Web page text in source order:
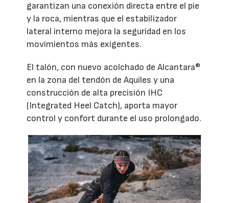
garantizan una conexión directa entre el pie
y la roca, mientras que el estabilizador
lateral interno mejora la seguridad en los
movimientos más exigentes.
El talón, con nuevo acolchado de Alcantara®
en la zona del tendón de Aquiles y una
construcción de alta precisión IHC
(Integrated Heel Catch), aporta mayor
control y confort durante el uso prolongado.